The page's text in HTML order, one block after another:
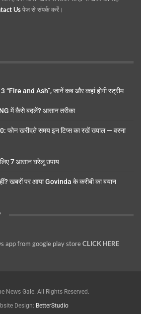
Usपेज से संपर्क करें।
“Fire and Ash”, जानें कब और कहां होगी स्ट्रीम
में कैसे बदलें? आसान तरीका
खरीदते समय इन टिप्स का रखें ख्याल — वरना
7 आसान घरेलू उपाय
खबरों पर आया Govinda के करीबी का बयान
app from google play storeCLICK HERE
News Gale. All Rights Reserved.
Design: BetterStudio